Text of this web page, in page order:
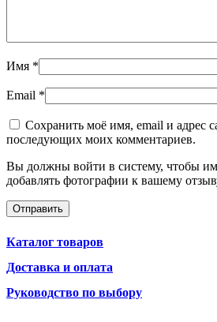
Имя *
Email *
Сохранить моё имя, email и адрес
последующих моих комментариев.
Вы должны войти в систему, чтобы
добавлять фотографии к вашему
Каталог товаров
Доставка и оплата
Руководство по выбору